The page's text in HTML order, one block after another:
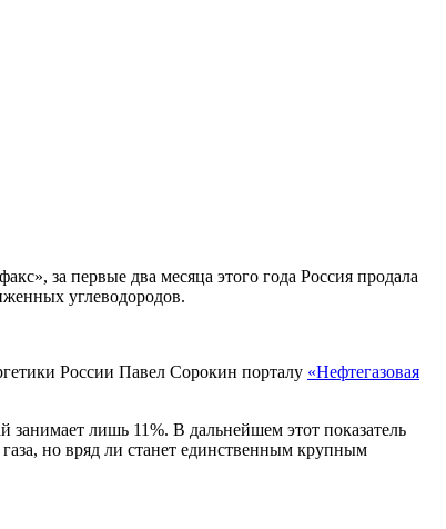
за первые два месяца этого года Россия продала
углеводородов.
России Павел Сорокин порталу «Нефтегазовая
лишь 11%. В дальнейшем этот показатель
но вряд ли станет единственным крупным